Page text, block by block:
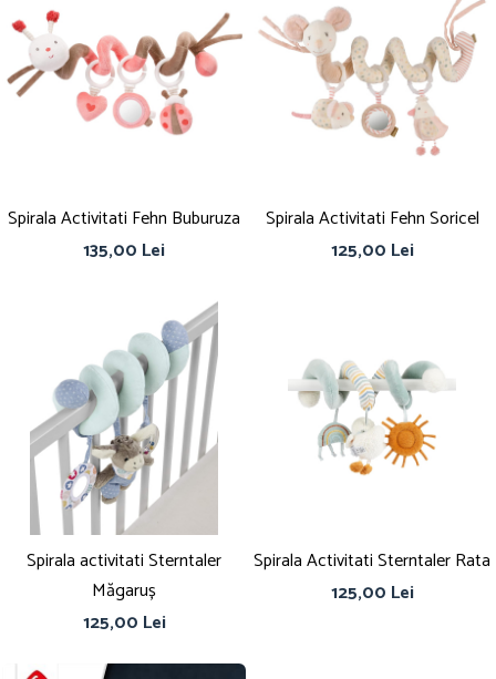
Spirala Activitati Fehn Buburuza
135,00 Lei
Spirala Activitati Fehn Soricel
125,00 Lei
Spirala activitati Sterntaler
Măgaruș
125,00 Lei
Spirala Activitati Sterntaler Rata
125,00 Lei